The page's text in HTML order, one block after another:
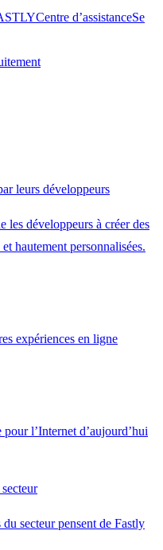
Centre d’assistanceSe
leurs développeurs
les développeurs à créer des
hautement personnalisées.
expériences en ligne
l’Internet d’aujourd’hui
secteur pensent de Fastly